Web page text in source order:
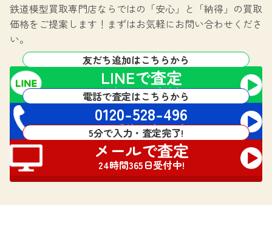
鉄道模型買取専門店ならではの 「安心」と「納得」の買取
価格をご提案します！ まずはお気軽にお問い合わせくださ
い。
友だち追加はこちらから
LINEで査定
24時間365日受付中!
電話で査定はこちらから
0120-528-496
電話受付 24時間対応
5分で入力・査定完了!
メールで査定
24時間365日受付中!